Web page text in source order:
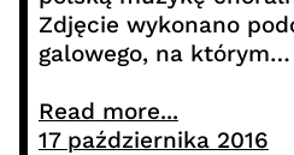
Zdjęcie wykonano
galowego, na którym…
Read more...
17 października 2016